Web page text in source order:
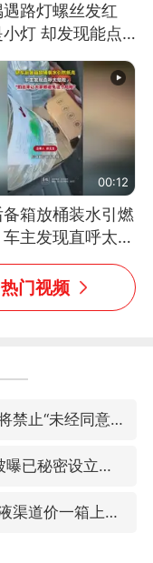
路灯螺丝发红
小灯 却发现能点
当事人：已报警
00:12
箱放桶装水引燃
主发现直呼太危
出来让大家都避
险”
门视频
法国将禁止“未经同意的电话营销”
CIA被曝已秘密设立古巴工作组
五粮液渠道价一箱上涨近百元